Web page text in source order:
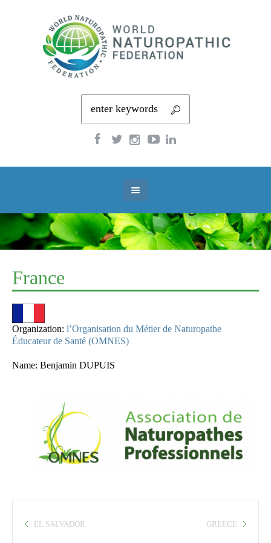
France
Organization: l’Organisation du Métier de Naturopathe
Éducateur de Santé (OMNES)
Name: Benjamin DUPUIS
GREECE
EL SALVADOR